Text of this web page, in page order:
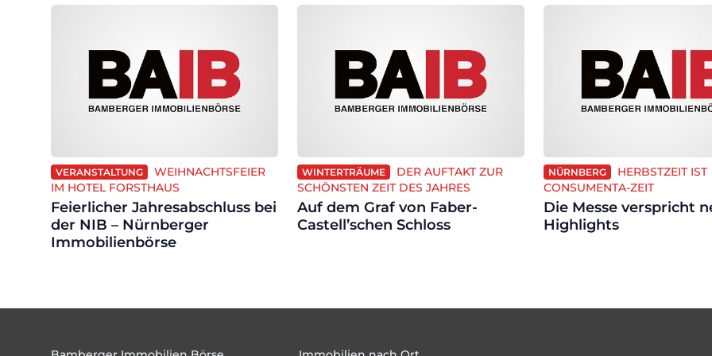
VERANSTALTUNG
WEIHNACHTSFEIER
IM HOTEL FORSTHAUS
Feierlicher Jahresabschluss bei
der NIB – Nürnberger
Immobilienbörse
WINTERTRÄUME
DER AUFTAKT ZUR
SCHÖNSTEN ZEIT DES JAHRES
Auf dem Graf von Faber-
Castell’schen Schloss
NÜRNBERG
HERBSTZEIT IST
CONSUMENTA-ZEIT
Die Messe verspricht
Highlights